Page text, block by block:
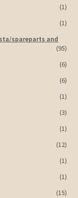
(1)
(1)
spareparts and
(95)
(6)
(6)
(1)
(3)
(1)
(12)
(1)
(1)
(15)